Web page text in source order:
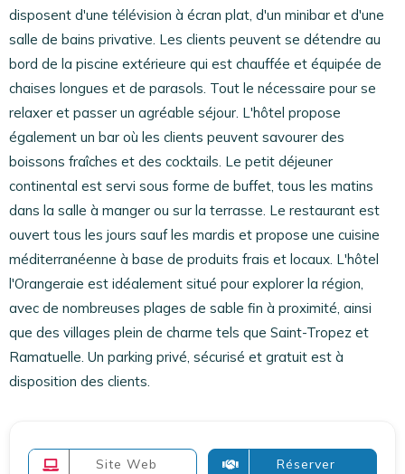
disposent d'une télévision à écran plat, d'un minibar et d'une
salle de bains privative. Les clients peuvent se détendre au
bord de la piscine extérieure qui est chauffée et équipée de
chaises longues et de parasols. Tout le nécessaire pour se
relaxer et passer un agréable séjour. L'hôtel propose
également un bar où les clients peuvent savourer des
boissons fraîches et des cocktails. Le petit déjeuner
continental est servi sous forme de buffet, tous les matins
dans la salle à manger ou sur la terrasse. Le restaurant est
ouvert tous les jours sauf les mardis et propose une cuisine
méditerranéenne à base de produits frais et locaux. L'hôtel
l'Orangeraie est idéalement situé pour explorer la région,
avec de nombreuses plages de sable fin à proximité, ainsi
que des villages plein de charme tels que Saint-Tropez et
Ramatuelle. Un parking privé, sécurisé et gratuit est à
disposition des clients.
Site Web Réserver